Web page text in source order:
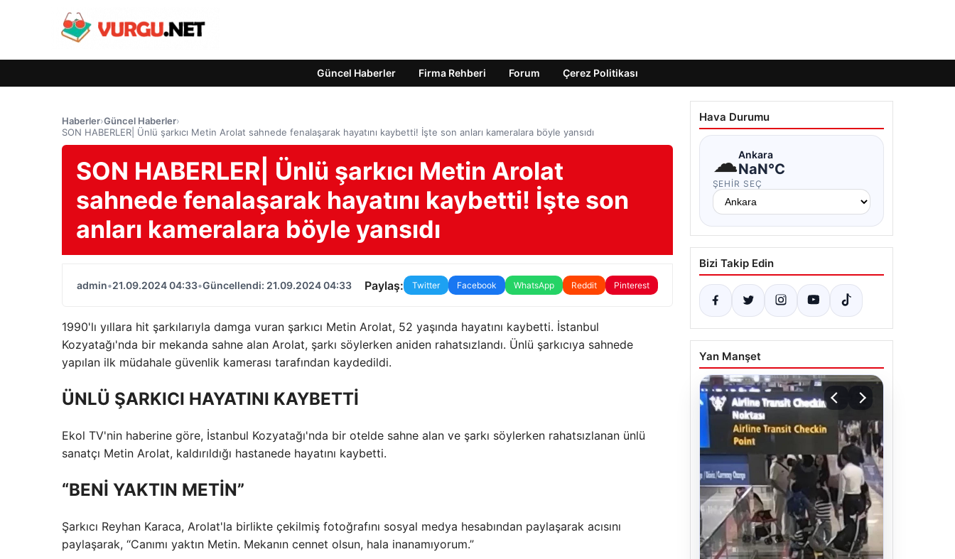
Güncel Haberler Firma Rehberi Forum Çerez Politikası
Haberler›Güncel Haberler›
SON HABERLER| Ünlü şarkıcı Metin Arolat sahnede fenalaşarak hayatını kaybetti! İşte son anları kameralara böyle yansıdı
SON HABERLER| Ünlü şarkıcı Metin Arolat
sahnede fenalaşarak hayatını kaybetti! İşte son
anları kameralara böyle yansıdı
admin•21.09.2024 04:33•Güncellendi: 21.09.2024 04:33 Paylaş: Twitter Facebook WhatsApp Reddit Pinterest
1990'lı yıllara hit şarkılarıyla damga vuran şarkıcı Metin Arolat, 52 yaşında hayatını kaybetti. İstanbul
Kozyatağı'nda bir mekanda sahne alan Arolat, şarkı söylerken aniden rahatsızlandı. Ünlü şarkıcıya sahnede
yapılan ilk müdahale güvenlik kamerası tarafından kaydedildi.
ÜNLÜ ŞARKICI HAYATINI KAYBETTİ
Ekol TV'nin haberine göre, İstanbul Kozyatağı'nda bir otelde sahne alan ve şarkı söylerken rahatsızlanan ünlü
sanatçı Metin Arolat, kaldırıldığı hastanede hayatını kaybetti.
“BENİ YAKTIN METİN”
Şarkıcı Reyhan Karaca, Arolat'la birlikte çekilmiş fotoğrafını sosyal medya hesabından paylaşarak acısını
paylaşarak, “Canımı yaktın Metin. Mekanın cennet olsun, hala inanamıyorum.”
Hava Durumu
☁Ankara
NaN°C
ŞEHIR SEÇ
Bizi Takip Edin
Yan Manşet